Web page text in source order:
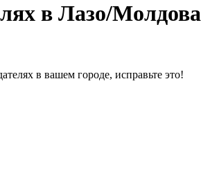
в Лазо/Молдова
в вашем городе, исправьте это!